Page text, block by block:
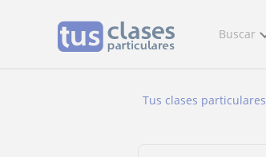
Buscar
Tus clases particulares